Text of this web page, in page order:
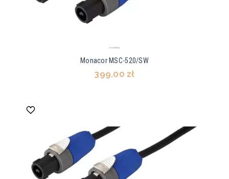
Monacor MSC-520/SW
399,00 zł